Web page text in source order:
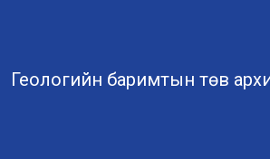
Геологийн баримтын төв